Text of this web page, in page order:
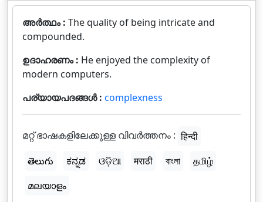
അർത്ഥം : The quality of being intricate and
compounded.
ഉദാഹരണം : He enjoyed the complexity of
modern computers.
പര്യായപദങ്ങൾ : complexness
മറ്റ് ഭാഷകളിലേക്കുള്ള വിവർത്തനം : हिन्दी
తెలుగు
ಕನ್ನಡ ଓଡ଼ିଆ मराठी বাংলা
தமிழ்
മലയാളം